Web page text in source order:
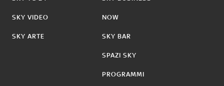
SKY VIDEO
SKY ARTE
NOW
SKY BAR
SPAZI SKY
PROGRAMMI